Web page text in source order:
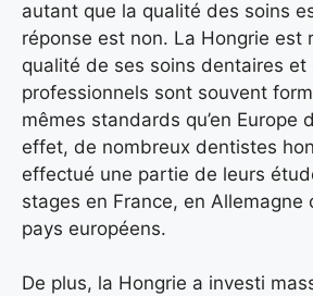
autant que la qualité des soins
réponse est non. La Hongrie est
qualité de ses soins dentaires et
professionnels sont souvent
mêmes standards qu’en Europe
effet, de nombreux dentistes
effectué une partie de leurs
stages en France, en Allemagne
pays européens.
De plus, la Hongrie a investi